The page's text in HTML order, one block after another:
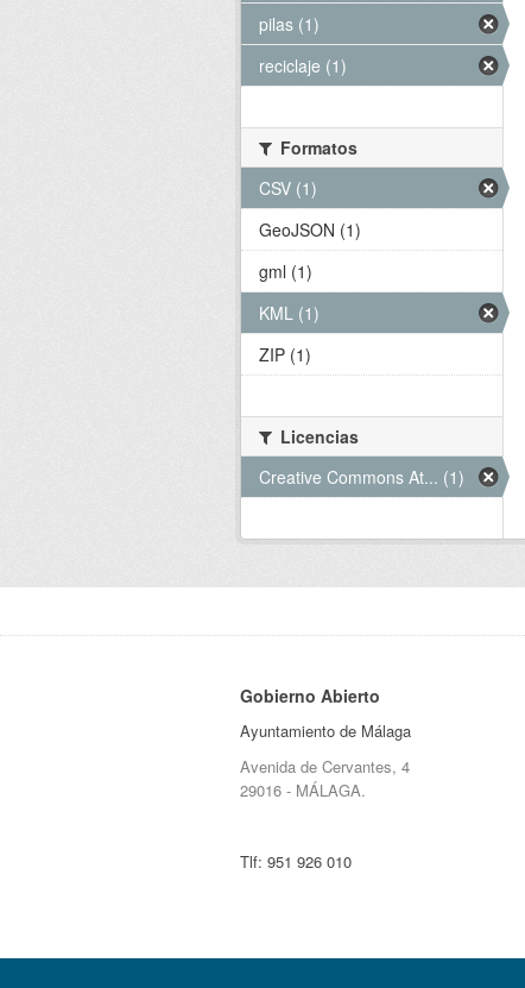
pilas (1)
reciclaje (1)
Formatos
CSV (1)
GeoJSON (1)
gml (1)
KML (1)
ZIP (1)
Licencias
Creative Commons At... (1)
Gobierno Abierto
Ayuntamiento de Málaga
Avenida de Cervantes, 4
29016 - MÁLAGA.
Tlf: 951 926 010